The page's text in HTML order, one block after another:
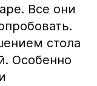
Все они
стола
Особенно